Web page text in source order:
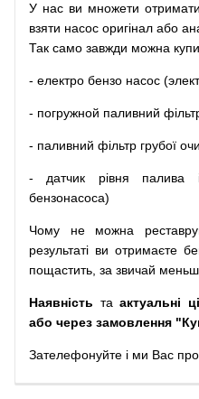
У нас ви множети отримати
взяти насос оригінал або
Так само завжди можна
- електро бензо насос
- погружной паливний
- паливний фільтр грубої
- датчик рівня палива
бензонасоса)
Чому не можна
результаті ви отримаєте
пощастить, за звичай
Наявність та актуальні
або через замовлення
Зателефонуйте і ми Вас